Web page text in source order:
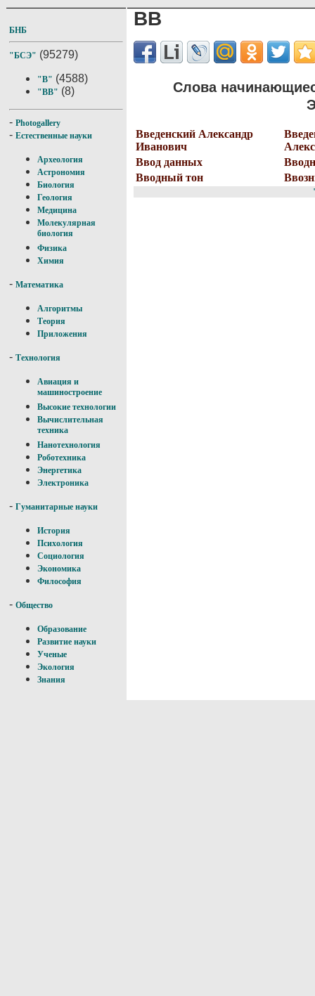
БНБ
"БСЭ" (95279)
"В" (4588)
"ВВ" (8)
- Photogallery
- Естественные науки
Археология
Астрономия
Биология
Геология
Медицина
Молекулярная
биология
Физика
Химия
- Математика
Алгоритмы
Теория
Приложения
- Технология
Авиация и
машиностроение
Высокие технологии
Вычислительная
техника
Нанотехнология
Роботехника
Энергетика
Электроника
- Гуманитарные науки
История
Психология
Социология
Экономика
Философия
- Общество
Образование
Развитие науки
Ученые
Экология
Знания
ВВ
Слова
Введенский Александр
Иванович
Ввод данных
Вводный тон